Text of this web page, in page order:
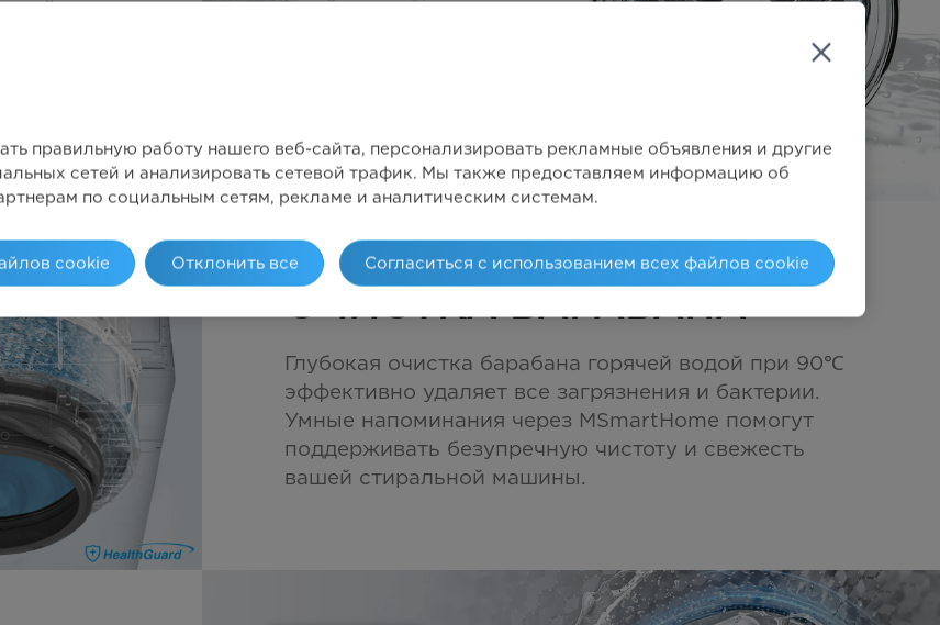
ОЧИСТКА БАРАБАНА
Глубокая очистка барабана горячей водой при 90℃
эффективно удаляет все загрязнения и бактерии.
Умные напоминания через MSmartHome помогут
поддерживать безупречную чистоту и свежесть
вашей стиральной машины.
правильную работу нашего веб-сайта, персонализировать рекламные объявления и другие
сетей и анализировать сетевой трафик. Мы также предоставляем информацию об
по социальным сетям, рекламе и аналитическим системам.
cookie Отклонить все Согласиться с использованием всех файлов cookie